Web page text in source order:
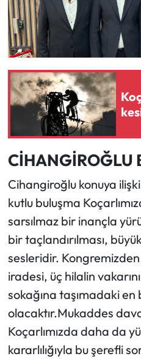
CİHANGİROĞLU
Cihangiroğlu konuya
kutlu buluşma
sarsılmaz bir inançla
bir taçlandırılması,
sesleridir.
iradesi, üç hilalin
sokağına taşımadaki en
olacaktır.Mukaddes
Koçarlımızda daha da
kararlılığıyla bu şerefli